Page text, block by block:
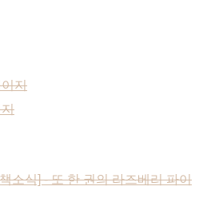
지
소식] - 또 한 권의 라즈베리 파이